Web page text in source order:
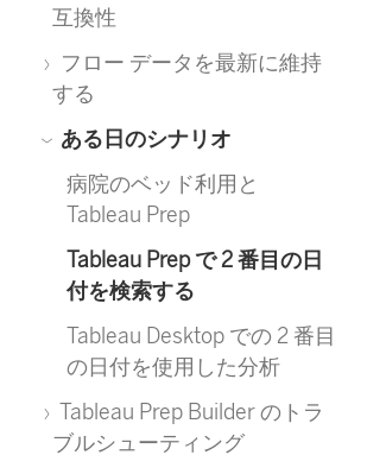
互換性
フロー データを最新に維持
する
ある日のシナリオ
病院のベッド利用と
Tableau Prep
Tableau Prep で 2 番目の日
付を検索する
Tableau Desktop での 2 番目
の日付を使用した分析
Tableau Prep Builder のトラ
ブルシューティング